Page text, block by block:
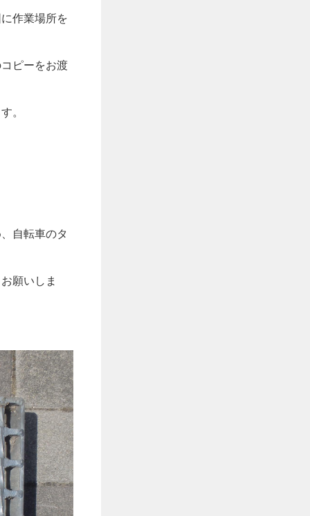
作業場所を
ピーをお渡
。
自転車のタ
願いしま